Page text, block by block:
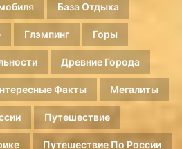
База Отдыха
Глэмпинг Горы
Древние Города
Факты Мегалиты
Путешествие
Путешествие По России